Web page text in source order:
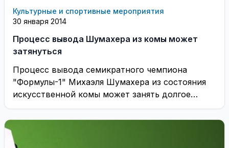
Культурные и спортивные мероприятия
30 января 2014
Процесс вывода Шумахера из комы может
затянуться
Процесс вывода семикратного чемпиона
"Формулы-1" Михаэля Шумахера из состояния
искусственной комы может занять долгое
время, заявила представительница гонщика
Сабина Кем, ...